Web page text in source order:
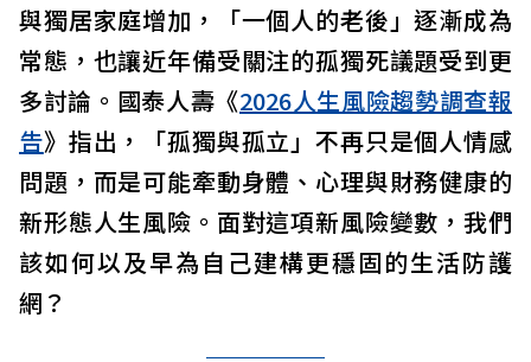
與獨居家庭增加，「一個人的老後」逐漸成為
常態，也讓近年備受關注的孤獨死議題受到更
多討論。國泰人壽《2026人生風險趨勢調查報
告》指出，「孤獨與孤立」不再只是個人情感
問題，而是可能牽動身體、心理與財務健康的
新形態人生風險。面對這項新風險變數，我們
該如何以及早為自己建構更穩固的生活防護
網？